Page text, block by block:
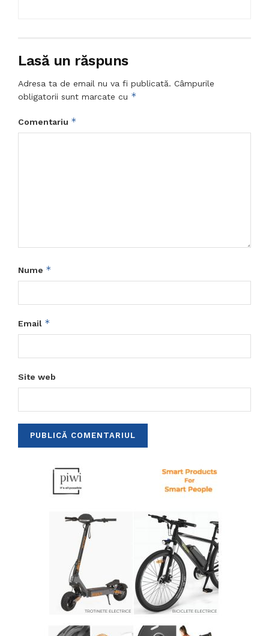
Lasă un răspuns
Adresa ta de email nu va fi publicată. Câmpurile
obligatorii sunt marcate cu *
Comentariu *
Nume *
Email *
Site web